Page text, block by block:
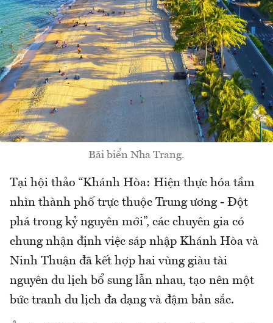
Bãi biển Nha Trang.
Tại hội thảo “Khánh Hòa: Hiện thực hóa tầm
nhìn thành phố trực thuộc Trung ương - Đột
phá trong kỷ nguyên mới”, các chuyên gia có
chung nhận định việc sáp nhập Khánh Hòa và
Ninh Thuận đã kết hợp hai vùng giàu tài
nguyên du lịch bổ sung lẫn nhau, tạo nên một
bức tranh du lịch đa dạng và đậm bản sắc.